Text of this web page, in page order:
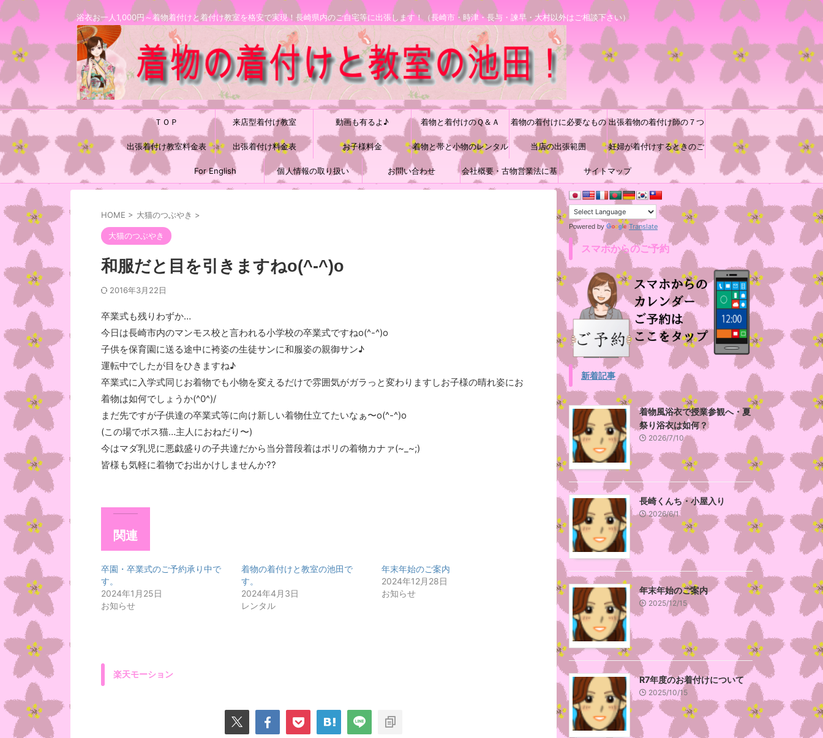
浴衣お一人1,000円～着物着付けと着付け教室を格安で実現！長崎県内のご自宅等に出張します！（長崎市・時津・長与・諫早・大村以外はご相談下さい）
ＴＯＰ 来店型着付け教室 動画も有るよ♪ 着物と着付けのＱ＆Ａ 着物の着付けに必要なもの 出張着物の着付け師の７つ
道具と着付け小物の収納方
法♪
出張着付け教室料金表 出張着付け料金表 お子様料金 着物と帯と小物のレンタル 当店の出張範囲 妊婦が着付けするときのご
参考
For English 個人情報の取り扱い お問い合わせ 会社概要・古物営業法に基 サイトマップ
HOME > 大猫のつぶやき >
大猫のつぶやき
和服だと目を引きますねo(^-^)o
2016年3月22日
卒業式も残りわずか…
今日は長崎市内のマンモス校と言われる小学校の卒業式ですねo(^-^)o
子供を保育園に送る途中に袴姿の生徒サンに和服姿の親御サン♪
運転中でしたが目をひきますね♪
卒業式に入学式同じお着物でも小物を変えるだけで雰囲気がガラっと変わりますしお子様の晴れ姿にお
着物は如何でしょうか(^0^)/
まだ先ですが子供達の卒業式等に向け新しい着物仕立てたいなぁ〜o(^-^)o
(この場でボス猫…主人におねだり〜)
今はマダ乳児に悪戯盛りの子共達だから当分普段着はポリの着物カナァ(~_~;)
皆様も気軽に着物でお出かけしませんか??
関連
卒園・卒業式のご予約承り中で
す。
2024年1月25日
お知らせ
着物の着付けと教室の池田で
す。
2024年4月3日
レンタル
年末年始のご案内
2024年12月28日
お知らせ
楽天モーション
Powered by Translate
スマホからのご予約
新着記事
着物風浴衣で授業参観へ・夏
祭り浴衣は如何？
2026/7/10
長崎くんち・小屋入り
2026/6/1
年末年始のご案内
2025/12/15
R7年度のお着付けについて
2025/10/15